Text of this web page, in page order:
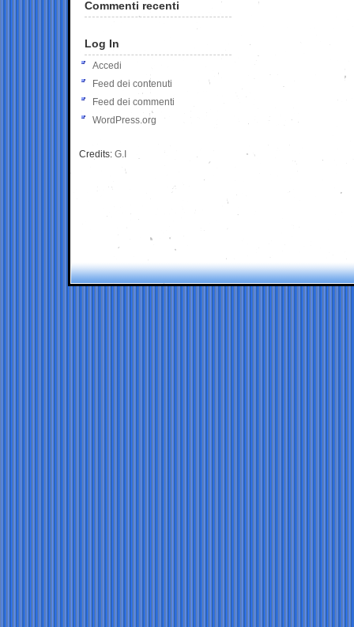
Commenti recenti
Log In
Accedi
Feed dei contenuti
Feed dei commenti
WordPress.org
Credits: G.I